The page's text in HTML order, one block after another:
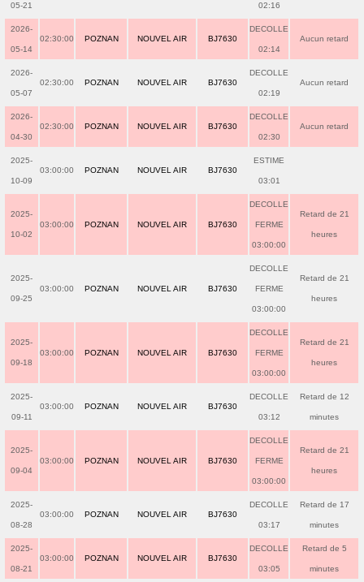
05-21 02:16
2026-
05-14
02:30:00 POZNAN NOUVEL AIR BJ7630
DECOLLE
02:14
Aucun retard
2026-
05-07
02:30:00 POZNAN NOUVEL AIR BJ7630
DECOLLE
02:19
Aucun retard
2026-
04-30
02:30:00 POZNAN NOUVEL AIR BJ7630
DECOLLE
02:30
Aucun retard
2025-
10-09
03:00:00 POZNAN NOUVEL AIR BJ7630
ESTIME
03:01
2025-
10-02
03:00:00 POZNAN NOUVEL AIR BJ7630
DECOLLE
FERME
03:00:00
Retard de 21
heures
2025-
09-25
03:00:00 POZNAN NOUVEL AIR BJ7630
DECOLLE
FERME
03:00:00
Retard de 21
heures
2025-
09-18
03:00:00 POZNAN NOUVEL AIR BJ7630
DECOLLE
FERME
03:00:00
Retard de 21
heures
2025-
09-11
03:00:00 POZNAN NOUVEL AIR BJ7630
DECOLLE
03:12
Retard de 12
minutes
2025-
09-04
03:00:00 POZNAN NOUVEL AIR BJ7630
DECOLLE
FERME
03:00:00
Retard de 21
heures
2025-
08-28
03:00:00 POZNAN NOUVEL AIR BJ7630
DECOLLE
03:17
Retard de 17
minutes
2025-
08-21
03:00:00 POZNAN NOUVEL AIR BJ7630
DECOLLE
03:05
Retard de 5
minutes